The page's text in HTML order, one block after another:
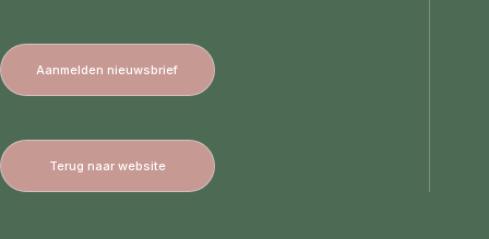
Aanmelden nieuwsbrief
Terug naar website